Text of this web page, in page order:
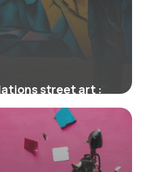
street art :
galerie